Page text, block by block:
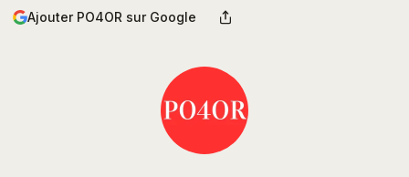
Ajouter PO4OR sur Google